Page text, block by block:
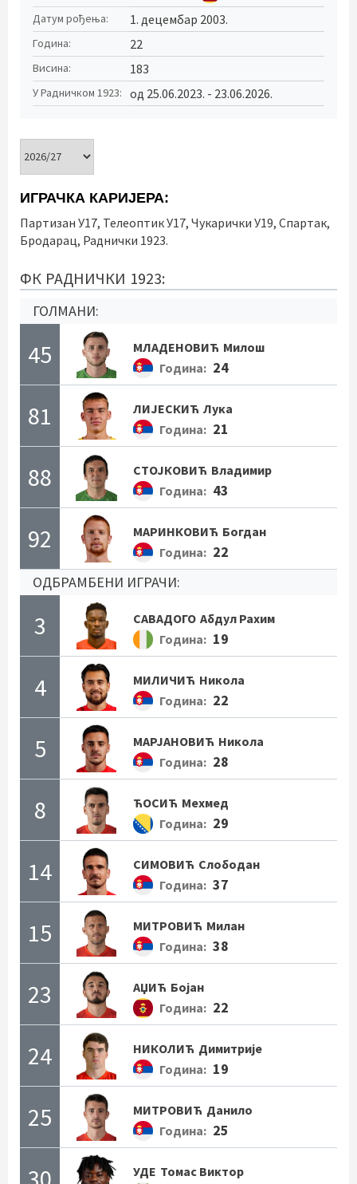
Датум рођења: 1. децембар 2003.
Година: 22
Висина: 183
У Радничком 1923: од 25.06.2023. - 23.06.2026.
ИГРАЧКА КАРИЈЕРА:
Партизан У17, Телеоптик У17, Чукарички У19, Спартак,
Бродарац, Раднички 1923.
ФК РАДНИЧКИ 1923:
ГОЛМАНИ:
45 МЛАДЕНОВИЋ Милош
Година: 24
81 ЛИЈЕСКИЋ Лука
Година: 21
88 СТОЈКОВИЋ Владимир
Година: 43
92 МАРИНКОВИЋ Богдан
Година: 22
ОДБРАМБЕНИ ИГРАЧИ:
3 САВАДОГО Абдул Рахим
Година: 19
4 МИЛИЧИЋ Никола
Година: 22
5 МАРЈАНОВИЋ Никола
Година: 28
8 ЋОСИЋ Мехмед
Година: 29
14 СИМОВИЋ Слободан
Година: 37
15 МИТРОВИЋ Милан
Година: 38
23 АЏИЋ Бојан
Година: 22
24 НИКОЛИЋ Димитрије
Година: 19
25 МИТРОВИЋ Данило
Година: 25
УДЕ Томас Виктор